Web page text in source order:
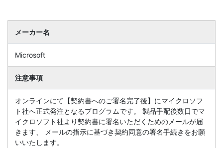
メーカー名
Microsoft
注意事項
オンラインにて【契約書へのご署名完了後】にマイクロソフ
ト社へ正式発注となるプログラムです。 製品手配後数日でマ
イクロソフト社より契約書に署名いただくためのメールが届
きます、 メールの指示に基づき契約同意の署名手続きをお願
いいたします。